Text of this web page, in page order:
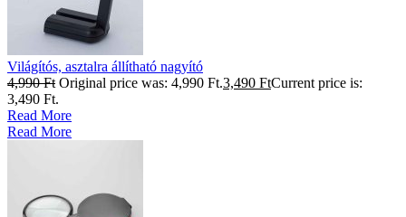
Világítós, asztalra állítható nagyító
4,990Ft Original price was: 4,990 Ft.3,490 FtCurrent price is:
3,490 Ft.
Read More
Read More